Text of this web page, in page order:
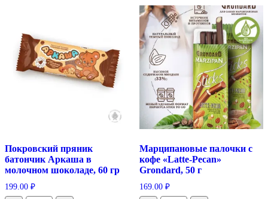
105г
Покровский пряник
батончик Аркаша в
молочном шоколаде, 60 гр
199.00 ₽
Марципановые палочки с
кофе «Latte-Pecan»
Grondard, 50 г
169.00 ₽